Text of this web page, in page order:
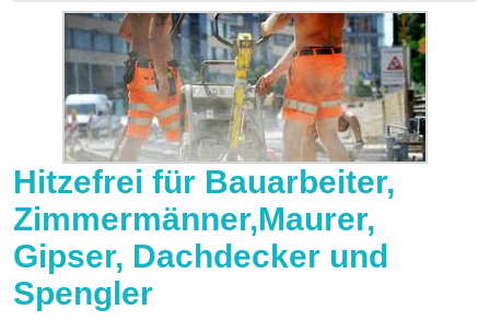
Bundesversammlung eindringlich, sich gegen die
Einführung einer täglichen Obergrenze der
ärztlichen Leistung im TARDOC einzusetzen.
Erstunterzeichner Dr. med. N. Haupt
__________________________________
Unterschrift
Hitzefrei für Bauarbeiter,
Zimmermänner,Maurer,
Gipser, Dachdecker und
Spengler